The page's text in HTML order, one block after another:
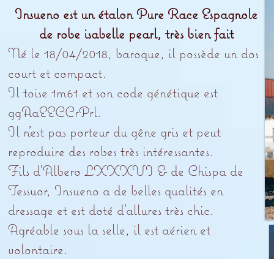
Insueno est un étalon Pure Race Espagnole
de robe isabelle pearl, très bien fait
Né le 18/04/2018, baroque, il possède un dos
court et compact.
Il toise 1m61 et son code génétique est
ggAaEECCrPrl.
Il n’est pas porteur du gêne gris et peut
reproduire des robes très intéressantes.
Fils d’Albero LXXXVI & de Chispa de
Tessuor, Insueno a de belles qualités en
dressage et est doté d’allures très chic.
Agréable sous la selle, il est aérien et
volontaire.